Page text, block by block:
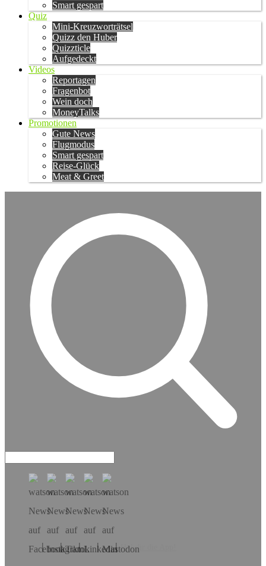
Smart gespart
Quiz
Mini-Kreuzworträtsel
Quizz den Huber
Quizzticle
Aufgedeckt
Videos
Reportagen
Fragenbot
Wein doch
MoneyTalks
Promotionen
Gute News
Flugmodus
Smart gespart
Reise-Glück
Meat & Greet
Hol dir die App!